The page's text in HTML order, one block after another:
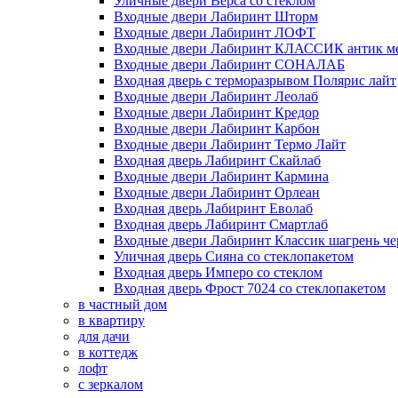
Входные двери Лабиринт Шторм
Входные двери Лабиринт ЛОФТ
Входные двери Лабиринт КЛАССИК антик
Входные двери Лабиринт СОНАЛАБ
Входная дверь с терморазрывом Полярис лайт
Входные двери Лабиринт Леолаб
Входные двери Лабиринт Кредор
Входные двери Лабиринт Карбон
Входные двери Лабиринт Термо Лайт
Входная дверь Лабиринт Скайлаб
Входные двери Лабиринт Кармина
Входные двери Лабиринт Орлеан
Входная дверь Лабиринт Еволаб
Входная дверь Лабиринт Смартлаб
Входные двери Лабиринт Классик шагрень
Уличная дверь Сияна со стеклопакетом
Входная дверь Имперо со стеклом
Входная дверь Фрост 7024 со стеклопакетом
в частный дом
в квартиру
для дачи
в коттедж
лофт
с зеркалом